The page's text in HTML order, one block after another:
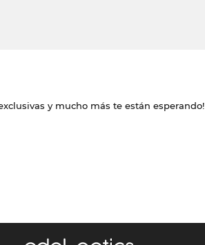
y mucho más te están esperando!